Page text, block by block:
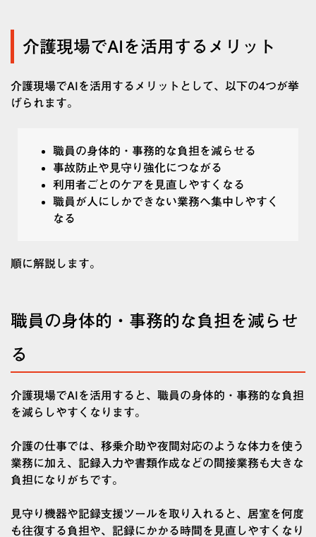
介護現場でAIを活用するメリット
介護現場でAIを活用するメリットとして、以下の4つが挙
げられます。
職員の身体的・事務的な負担を減らせる
事故防止や見守り強化につながる
利用者ごとのケアを見直しやすくなる
職員が人にしかできない業務へ集中しやすく
なる
順に解説します。
職員の身体的・事務的な負担を減らせ
る
介護現場でAIを活用すると、職員の身体的・事務的な負担
を減らしやすくなります。
介護の仕事では、移乗介助や夜間対応のような体力を使う
業務に加え、記録入力や書類作成などの間接業務も大きな
負担になりがちです。
見守り機器や記録支援ツールを取り入れると、居室を何度
も往復する負担や、記録にかかる時間を見直しやすくなり